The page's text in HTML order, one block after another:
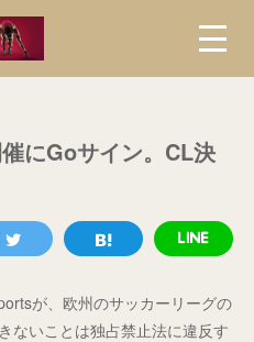
にGoサイン。CL決
が、欧州のサッカーリーグの
ないことは独占禁止法に違反す